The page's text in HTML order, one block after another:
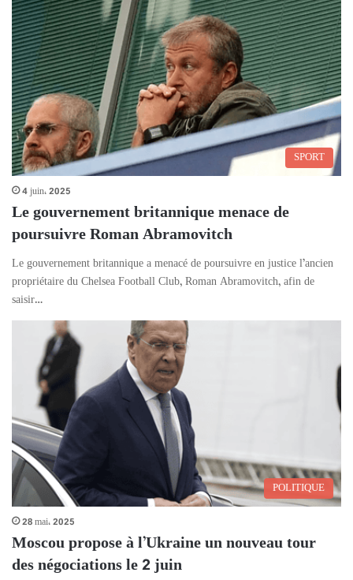
SPORT
4 juin، 2025
Le gouvernement britannique menace de
poursuivre Roman Abramovitch
Le gouvernement britannique a menacé de poursuivre en justice l’ancien
propriétaire du Chelsea Football Club, Roman Abramovitch, afin de
saisir…
POLITIQUE
28 mai، 2025
Moscou propose à l’Ukraine un nouveau tour
des négociations le 2 juin